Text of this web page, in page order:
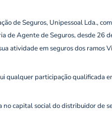
de Seguros, Unipessoal Lda.,
de Agente de Seguros, desde
atividade em seguros dos ramos
qualquer participação qualificada
no capital social do distribuidor de